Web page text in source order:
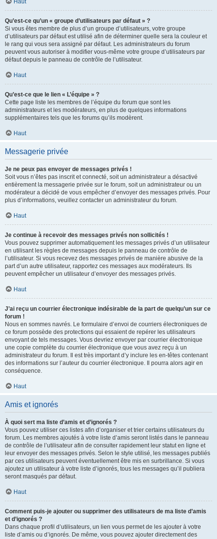
Haut
Qu’est-ce qu’un « groupe d’utilisateurs par défaut » ?
Si vous êtes membre de plus d’un groupe d’utilisateurs, votre groupe
d’utilisateurs par défaut est utilisé afin de déterminer quelle sera la couleur et
le rang qui vous sera assigné par défaut. Les administrateurs du forum
peuvent vous autoriser à modifier vous-même votre groupe d’utilisateurs par
défaut depuis le panneau de contrôle de l’utilisateur.
Haut
Qu’est-ce que le lien « L’équipe » ?
Cette page liste les membres de l’équipe du forum que sont les
administrateurs et les modérateurs, en plus de quelques informations
supplémentaires tels que les forums qu’ils modèrent.
Haut
Messagerie privée
Je ne peux pas envoyer de messages privés !
Soit vous n’êtes pas inscrit et connecté, soit un administrateur a désactivé
entièrement la messagerie privée sur le forum, soit un administrateur ou un
modérateur a décidé de vous empêcher d’envoyer des messages privés. Pour
plus d’informations, veuillez contacter un administrateur du forum.
Haut
Je continue à recevoir des messages privés non sollicités !
Vous pouvez supprimer automatiquement les messages privés d’un utilisateur
en utilisant les règles de messages depuis le panneau de contrôle de
l’utilisateur. Si vous recevez des messages privés de manière abusive de la
part d’un autre utilisateur, rapportez ces messages aux modérateurs. Ils
peuvent empêcher un utilisateur d’envoyer des messages privés.
Haut
J’ai reçu un courrier électronique indésirable de la part de quelqu’un sur ce
forum !
Nous en sommes navrés. Le formulaire d’envoi de courriers électroniques de
ce forum possède des protections qui essaient de repérer les utilisateurs
envoyant de tels messages. Vous devriez envoyer par courrier électronique
une copie complète du courrier électronique que vous avez reçu à un
administrateur du forum. Il est très important d’y inclure les en-têtes contenant
des informations sur l’auteur du courrier électronique. Il pourra alors agir en
conséquence.
Haut
Amis et ignorés
À quoi sert ma liste d’amis et d’ignorés ?
Vous pouvez utiliser ces listes afin d’organiser et trier certains utilisateurs du
forum. Les membres ajoutés à votre liste d’amis seront listés dans le panneau
de contrôle de l’utilisateur afin de consulter rapidement leur statut en ligne et
leur envoyer des messages privés. Selon le style utilisé, les messages publiés
par ces utilisateurs peuvent éventuellement être mis en surbrillance. Si vous
ajoutez un utilisateur à votre liste d’ignorés, tous les messages qu’il publiera
seront masqués par défaut.
Haut
Comment puis-je ajouter ou supprimer des utilisateurs de ma liste d’amis
et d’ignorés ?
Dans chaque profil d’utilisateurs, un lien vous permet de les ajouter à votre
liste d’amis ou d’ignorés. De même, vous pouvez ajouter directement des